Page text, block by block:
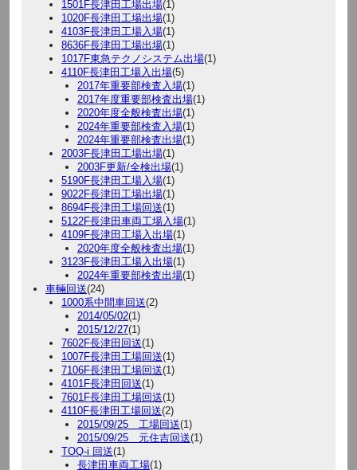
1501F長津田工場出場(1)
1020F長津田工場出場(1)
4103F長津田工場入場(1)
8636F長津田工場出場(1)
1017F東急テクノシステム出場(1)
4110F長津田工場入出場(5)
2017年重要部検査入場(1)
2017年度重要部検査出場(1)
2020年度全般検査出場(1)
2024年重要部検査入場(1)
2024年重要部検査出場(1)
2003F長津田工場出場(1)
2003F更新/全検出場(1)
5190F長津田工場入場(1)
9022F長津田工場出場(1)
8694F長津田工場回送(1)
5122F長津田車両工場入場(1)
4109F長津田工場入出場(1)
2020年度全般検査出場(1)
3123F長津田工場入出場(1)
2024年重要部検査出場(1)
車輛回送(24)
1000系中間車回送(2)
2014/05/02(1)
2015/12/27(1)
7602F長津田回送(1)
1007F長津田工場回送(1)
7106F長津田工場回送(1)
4101F長津田回送(1)
7601F長津田工場回送(1)
4110F長津田工場回送(2)
2015/09/25 工場回送(1)
2015/09/25 元住吉回送(1)
TOQ-i 回送(1)
長津田車両工場(1)